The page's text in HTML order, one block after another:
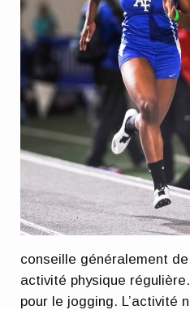
conseille généralement de
activité physique
pour le jogging. L’activité